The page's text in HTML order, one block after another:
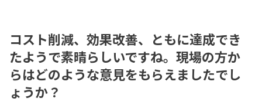
コスト削減、効果改善、ともに達成でき
たようで素晴らしいですね。現場の方か
らはどのような意見をもらえましたでし
ょうか？